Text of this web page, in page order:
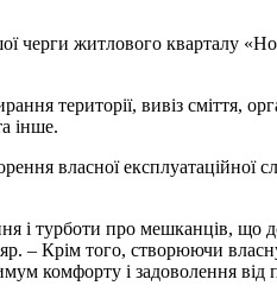
черги житлового кварталу
території, вивіз сміття,
інше.
власної
турботи про мешканців, що
– Крім того, створюючи
комфорту і задоволення